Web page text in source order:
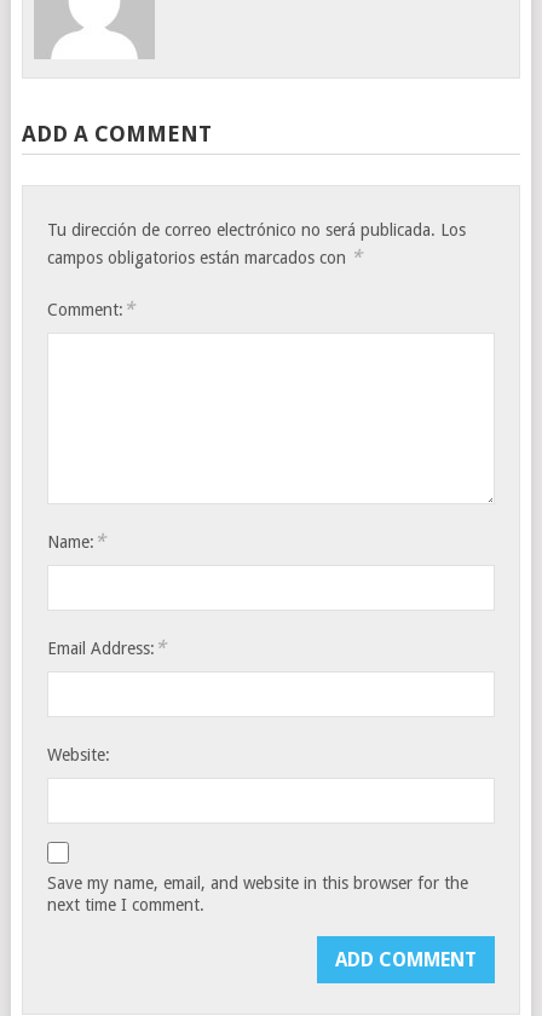
ADD A COMMENT
Tu dirección de correo electrónico no será publicada. Los
campos obligatorios están marcados con *
Comment: *
Name: *
Email Address: *
Website:
Save my name, email, and website in this browser for the
next time I comment.